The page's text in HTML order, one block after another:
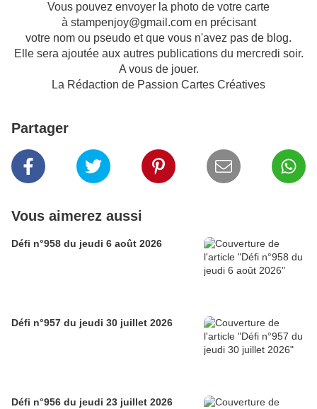
Vous pouvez envoyer la photo de votre carte
à stampenjoy@gmail.com en précisant
votre nom ou pseudo et que vous n'avez pas de blog.
Elle sera ajoutée aux autres publications du mercredi soir.
A vous de jouer.
La Rédaction de Passion Cartes Créatives
Partager
Vous aimerez aussi
Défi n°958 du jeudi 6 août 2026
Défi n°957 du jeudi 30 juillet 2026
Défi n°956 du jeudi 23 juillet 2026